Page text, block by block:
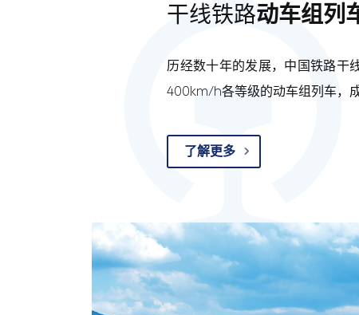
干线铁路动车组列
历经数十年的发展，中国铁路干
400km/h各等级的动车组列车，
了解更多